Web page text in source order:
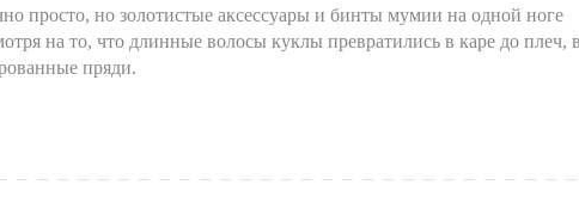
просто, но золотистые аксессуары и бинты мумии на одной ноге
на то, что длинные волосы куклы превратились в каре до плеч,
пряди.